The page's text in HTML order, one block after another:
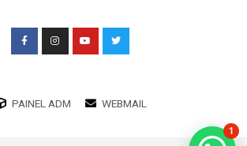
PAINEL ADM WEBMAIL
1